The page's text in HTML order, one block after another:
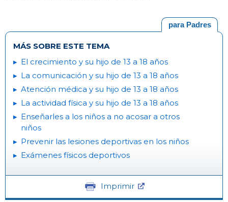
para Padres
MÁS SOBRE ESTE TEMA
El crecimiento y su hijo de 13 a 18 años
La comunicación y su hijo de 13 a 18 años
Atención médica y su hijo de 13 a 18 años
La actividad física y su hijo de 13 a 18 años
Enseñarles a los niños a no acosar a otros
niños
Prevenir las lesiones deportivas en los niños
Exámenes físicos deportivos
Imprimir